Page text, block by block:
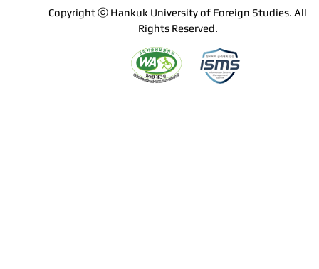
Copyright ⓒ Hankuk University of Foreign Studies. All
Rights Reserved.